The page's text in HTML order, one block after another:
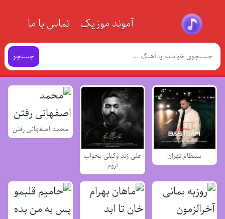
آموند موزیک تماس با ما
جستجو
بسطام تهران
علی زند وکیلی بخواب
آروم
محمد اصفهانی رفتن